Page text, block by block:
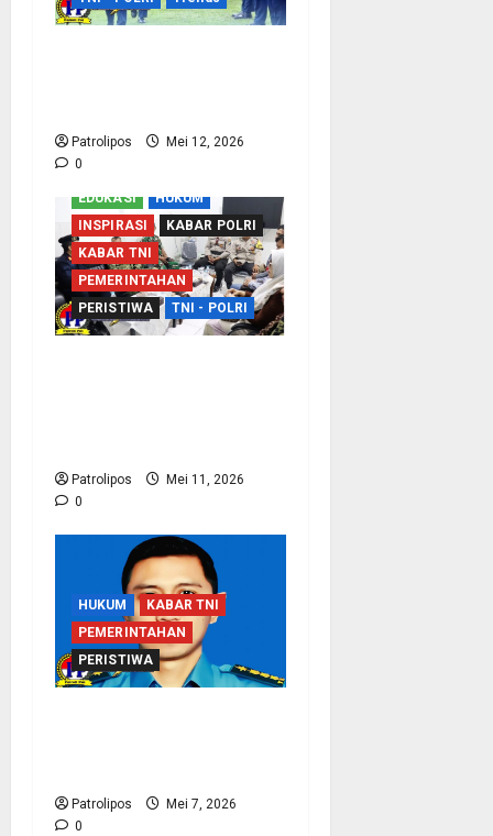
Patrolipos
Mei 12, 2026
0
EDUKASI
HUKUM
INSPIRASI
KABAR POLRI
KABAR TNI
PEMERINTAHAN
PERISTIWA
TNI - POLRI
Patrolipos
Mei 11, 2026
0
HUKUM
KABAR TNI
PEMERINTAHAN
PERISTIWA
Patrolipos
Mei 7, 2026
0